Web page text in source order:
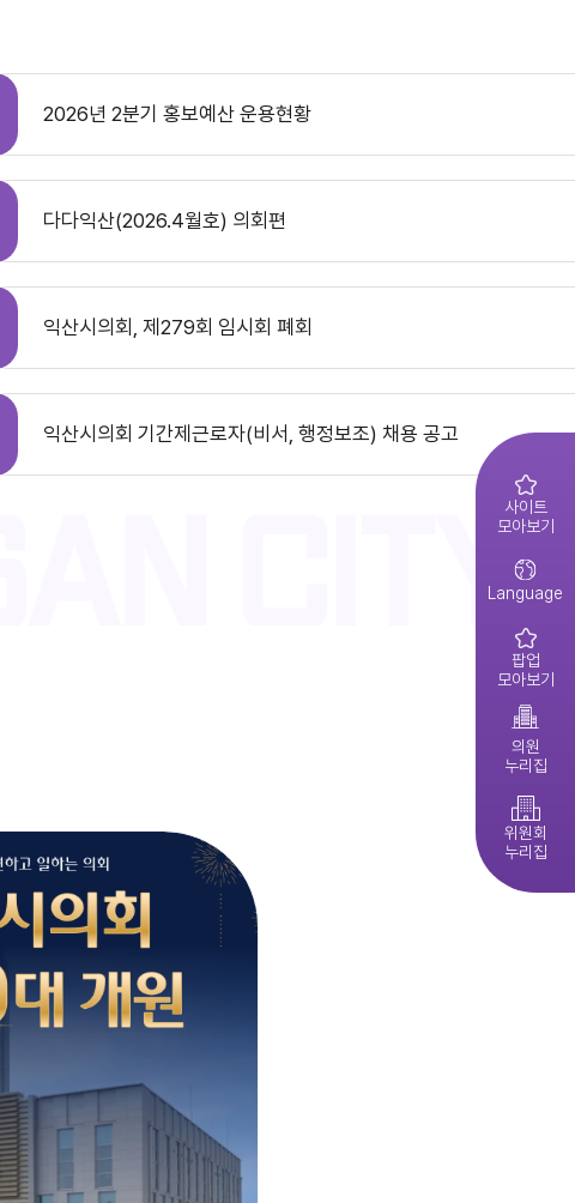
사이트
모아보기
Language
팝업
모아보기
의원
누리집
위원회
누리집
2026년 2분기 홍보예산 운용현황
제279회 익산시의회(임시회) 의사일정(안)
2026년 1분기 홍보예산 운용현황
다다익산(2025.12월호) 의회편
다다익산(2026.4월호) 의회편
다다익산(2026.3월호) 의회편
다다익산(2026.4월호) 의회편
익산시의회, 제279회 임시회 폐회
익산시의회 상임위원회 ‘현장 속으로!’
익산시의회, 제279회 임시회 폐회
익산시의회 기간제근로자(비서, 행정보조) 채용 공고